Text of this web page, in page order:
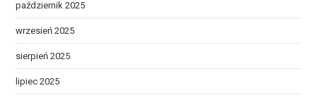
październik 2025
wrzesień 2025
sierpień 2025
lipiec 2025